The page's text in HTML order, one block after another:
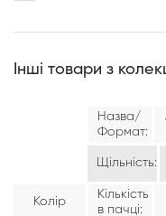
Інші товари з
Назва/
Формат:
Щільність:
Колір
Кількість
в пачці: